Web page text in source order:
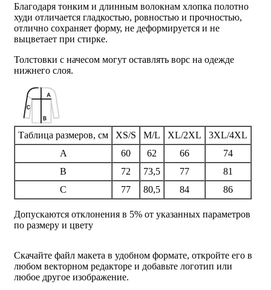
Благодаря тонким и длинным волокнам хлопка полотно
худи отличается гладкостью, ровностью и прочностью,
отлично сохраняет форму, не деформируется и не
выцветает при стирке.
Толстовки с начесом могут оставлять ворс на одежде
нижнего слоя.
Таблица размеров, см XS/S M/L XL/2XL
3XL/4XL
A
60 62 66
74
B
72 73,5 77
81
C
77 80,5 84 86
Допускаются отклонения в 5% от указанных параметров
по размеру и цвету
Скачайте файл макета в удобном формате, откройте его в
любом векторном редакторе и добавьте логотип или
любое другое изображение.